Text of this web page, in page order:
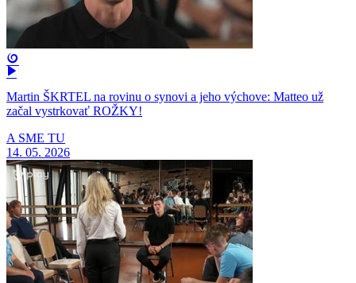
Martin ŠKRTEL na rovinu o synovi a jeho výchove: Matteo už
začal vystrkovať ROŽKY!
A SME TU
14. 05. 2026